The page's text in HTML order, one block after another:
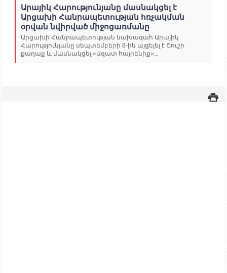
Արայիկ Հարությունյանը մասնակցել է
Արցախի Հանրապետության հռչակման
օրվան նվիրված միջոցառմանը
Արցախի Հանրապետության նախագահ Արայիկ
Հարությունյանը սեպտեմբերի 8-ին այցելել է Շուշի
քաղաք և մասնակցել «Ազատ հայրենիք»...